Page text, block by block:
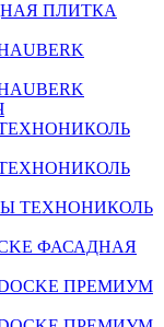
ПЛИТКА
ТЕХНОНИКОЛЬ
ФАСАДНАЯ
ПРЕМИУМ